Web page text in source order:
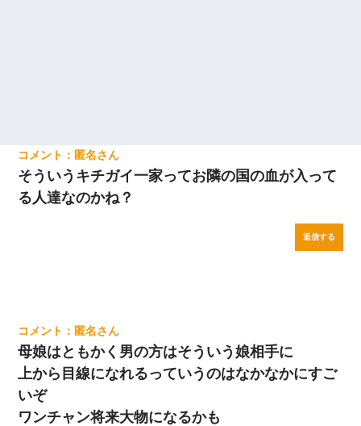
匿名
そういうキチガイ一家ってお隣の国の血が入って
る人達なのかね？
返信する
匿名
母娘はともかく男の方はそういう娘相手に
上から目線になれるっていうのはなかなかにすご
いぞ
ワンチャン将来大物になるかも